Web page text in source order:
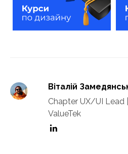
Віталій
Chapter UX/UI Lead
ValueTek